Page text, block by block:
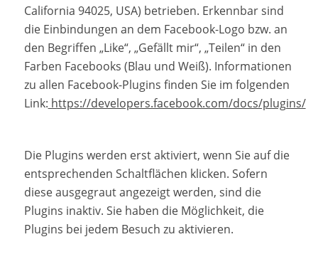
California 94025, USA) betrieben. Erkennbar sind
die Einbindungen an dem Facebook-Logo bzw. an
den Begriffen „Like“, „Gefällt mir“, „Teilen“ in den
Farben Facebooks (Blau und Weiß). Informationen
zu allen Facebook-Plugins finden Sie im folgenden
Link: https://developers.facebook.com/docs/plugins/
Die Plugins werden erst aktiviert, wenn Sie auf die
entsprechenden Schaltflächen klicken. Sofern
diese ausgegraut angezeigt werden, sind die
Plugins inaktiv. Sie haben die Möglichkeit, die
Plugins bei jedem Besuch zu aktivieren.